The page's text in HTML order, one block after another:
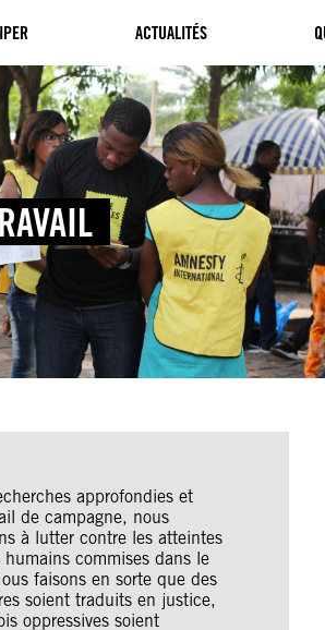
ACTUALITÉS
approfondies et
de campagne, nous
à lutter contre les atteintes
commises dans le
faisons en sorte que des
soient traduits en justice,
oppressives soient